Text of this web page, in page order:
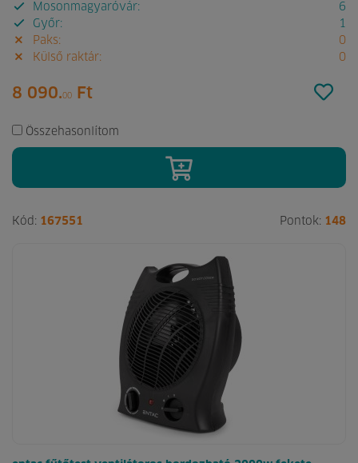
Mosonmagyaróvár:
6
Győr:
1
Paks:
0
Külső raktár:
0
8 090.00 Ft
Összehasonlítom
Kód: 167551 Pontok: 148